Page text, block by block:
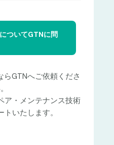
ついてGTNに問
GTNへご依頼くださ
ア・メンテナンス技術
いたします。